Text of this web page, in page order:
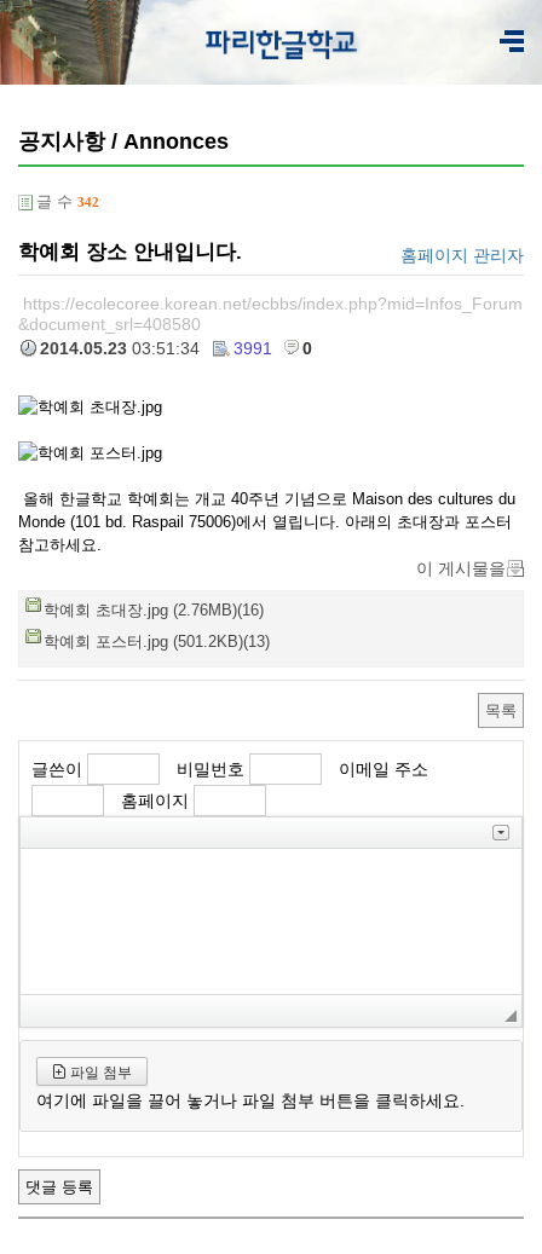
공지사항 / Annonces
글 수 342
학예회 장소 안내입니다. 홈페이지 관리자
https://ecolecoree.korean.net/ecbbs/index.php?mid=Infos_Forum
&document_srl=408580
2014.05.23 03:51:34 3991 0
올해 한글학교 학예회는 개교 40주년 기념으로 Maison des cultures du
Monde (101 bd. Raspail 75006)에서 열립니다. 아래의 초대장과 포스터
참고하세요.
이 게시물을
학예회 초대장.jpg (2.76MB)(16)
학예회 포스터.jpg (501.2KB)(13)
목록
글쓴이 비밀번호
이메일 주소
홈페이지
파일 첨부
여기에 파일을 끌어 놓거나 파일 첨부 버튼을 클릭하세요.